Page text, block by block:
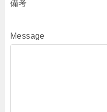
備考
Message